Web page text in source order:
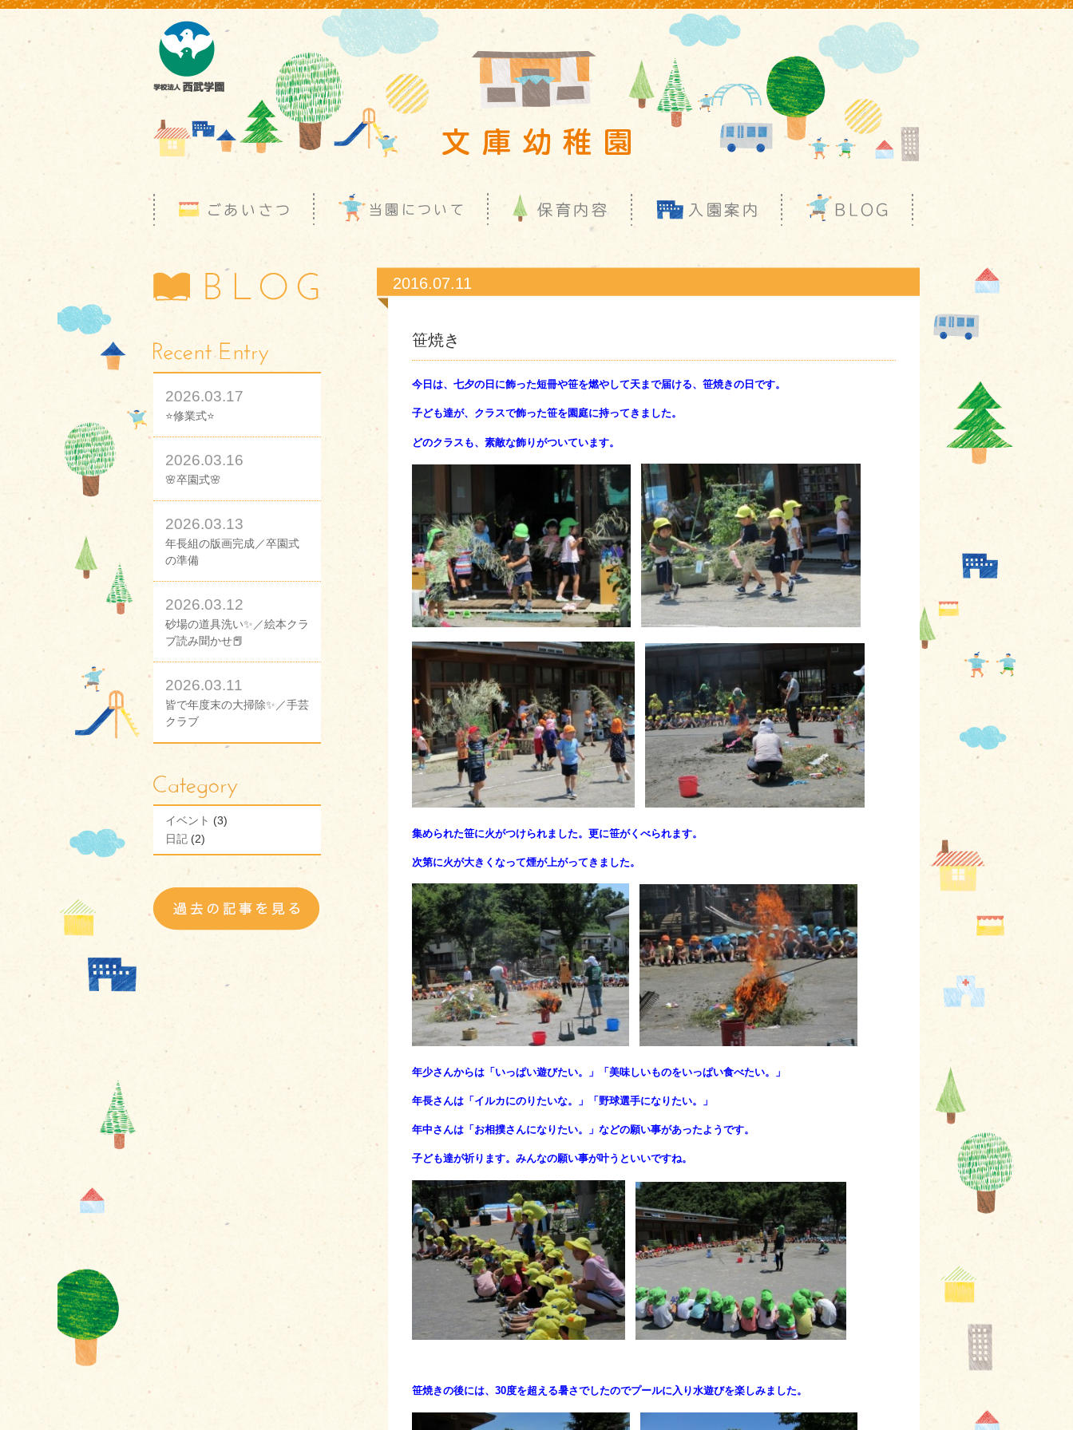
2026.03.17
⭐修業式⭐
2026.03.16
🌸卒園式🌸
2026.03.13
年長組の版画完成／卒園式
の準備
2026.03.12
砂場の道具洗い✨／絵本クラ
ブ読み聞かせ📕
2026.03.11
皆で年度末の大掃除✨／手芸
クラブ
イベント (3)
日記 (2)
2016.07.11
笹焼き
今日は、七夕の日に飾った短冊や笹を燃やして天まで届ける、笹焼きの日です。
子ども達が、クラスで飾った笹を園庭に持ってきました。
どのクラスも、素敵な飾りがついています。
集められた笹に火がつけられました。更に笹がくべられます。
次第に火が大きくなって煙が上がってきました。
年少さんからは「いっぱい遊びたい。」「美味しいものをいっぱい食べたい。」
年長さんは「イルカにのりたいな。」「野球選手になりたい。」
年中さんは「お相撲さんになりたい。」などの願い事があったようです。
子ども達が祈ります。みんなの願い事が叶うといいですね。
笹焼きの後には、30度を超える暑さでしたのでプールに入り水遊びを楽しみました。